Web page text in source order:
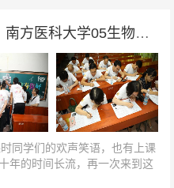
此 十年想念，“信息”有你丨南方医科大学05生物医学工程专业毕业10周年
同学们的欢声笑语，也有上课
年的时间长流，再一次来到这